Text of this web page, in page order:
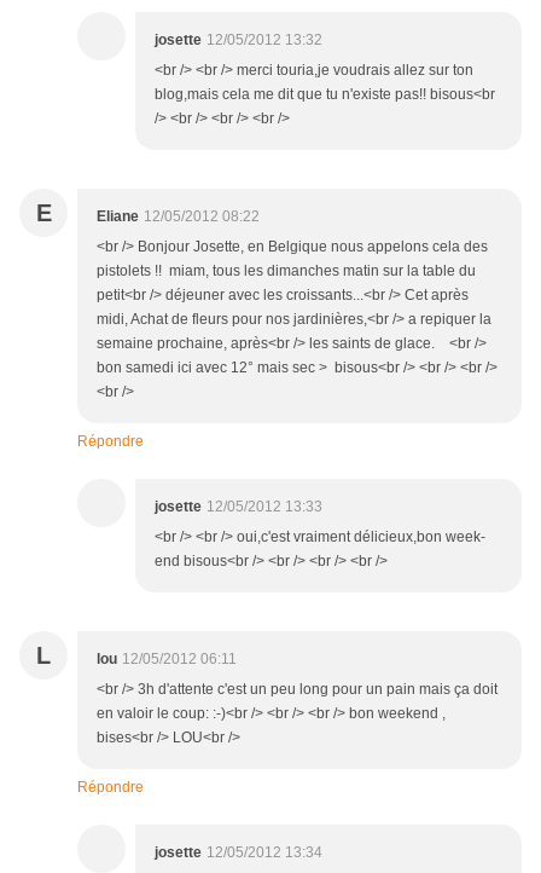
josette 12/05/2012 13:32
<br /> <br /> merci touria,je voudrais allez sur ton
blog,mais cela me dit que tu n'existe pas!! bisous<br
/> <br /> <br /> <br />
E Eliane 12/05/2012 08:22
<br /> Bonjour Josette, en Belgique nous appelons cela des
pistolets !! miam, tous les dimanches matin sur la table du
petit<br /> déjeuner avec les croissants...<br /> Cet après
midi, Achat de fleurs pour nos jardinières,<br /> a repiquer la
semaine prochaine, après<br /> les saints de glace. <br />
bon samedi ici avec 12° mais sec > bisous<br /> <br /> <br />
<br />
Répondre
josette 12/05/2012 13:33
<br /> <br /> oui,c'est vraiment délicieux,bon week-
end bisous<br /> <br /> <br /> <br />
L lou 12/05/2012 06:11
<br /> 3h d'attente c'est un peu long pour un pain mais ça doit
en valoir le coup: :-)<br /> <br /> <br /> bon weekend ,
bises<br /> LOU<br />
Répondre
josette 12/05/2012 13:34